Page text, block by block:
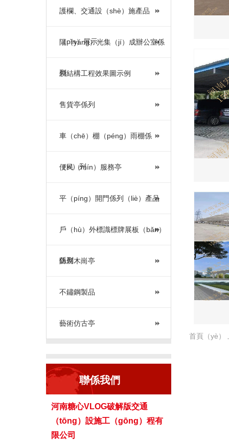
護欄、交通設（shè）施產品
（pǐn）展示
陽（yáng）光集（jí）成辦公室係
列
膜結構工程效果圖示例
售貨亭係列
車（chē）棚（péng）雨棚係
（xì）列
便民（mín）服務亭
平（píng）開門係列（liè）產品
戶（hù）外標識標牌展板（bǎn）
係列
防腐木崗亭
不鏽鋼製品
藝術仿古亭
聯係我們
河南糖心VLOG破解版交通
（tōng）設施工（gōng）程有
限公司
首頁（yè）